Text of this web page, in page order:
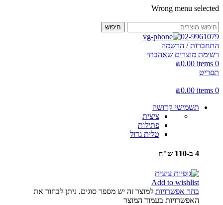
Wrong menu selected
חיפוש
02-9961079
התחברות / הרשמה
רשימת מוצרים שאהבתי
0
items
₪0.00
תפריט
0
items
₪0.00
תשמישי קדושה
ציצית
פתילות
טלית גדול
4 ב-110 ש"ח
Add to wishlist
בחר אפשרויות למוצר זה יש מספר סוגים. ניתן לבחור את
האפשרויות בעמוד המוצר